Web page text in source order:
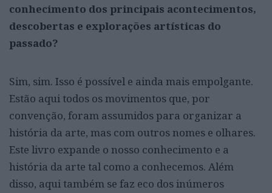
conhecimento dos principais acontecimentos,
descobertas e explorações artísticas do
passado?
Sim, sim. Isso é possível e ainda mais empolgante.
Estão aqui todos os movimentos que, por
convenção, foram assumidos para organizar a
história da arte, mas com outros nomes e olhares.
Este livro expande o nosso conhecimento e a
história da arte tal como a conhecemos. Além
disso, aqui também se faz eco dos inúmeros